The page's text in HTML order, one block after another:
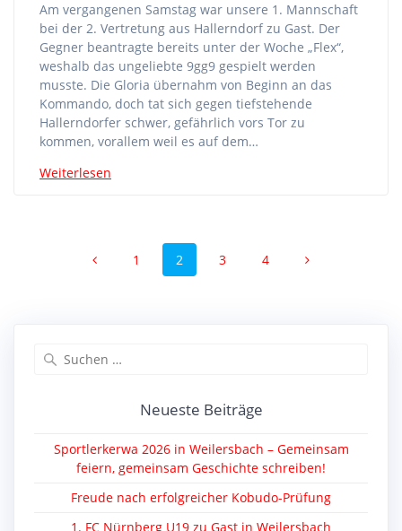
Am vergangenen Samstag war unsere 1. Mannschaft
bei der 2. Vertretung aus Hallerndorf zu Gast. Der
Gegner beantragte bereits unter der Woche „Flex“,
weshalb das ungeliebte 9gg9 gespielt werden
musste. Die Gloria übernahm von Beginn an das
Kommando, doch tat sich gegen tiefstehende
Hallerndorfer schwer, gefährlich vors Tor zu
kommen, vorallem weil es auf dem…
Weiterlesen
Beitragsnavigation
Seite
1 Seite
2 Seite
3 Seite
4
Neueste Beiträge
Sportlerkerwa 2026 in Weilersbach – Gemeinsam
feiern, gemeinsam Geschichte schreiben!
Freude nach erfolgreicher Kobudo-Prüfung
1. FC Nürnberg U19 zu Gast in Weilersbach